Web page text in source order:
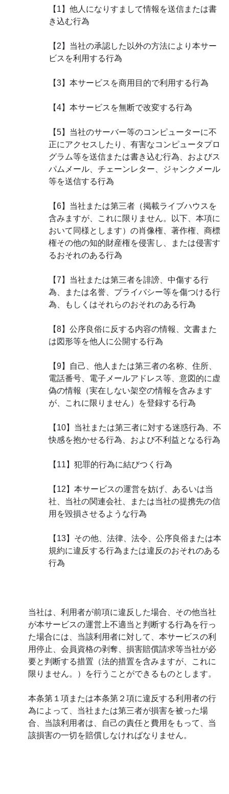
【1】他人になりすまして情報を送信または書
き込む行為
【2】当社の承認した以外の方法により本サー
ビスを利用する行為
【3】本サービスを商用目的で利用する行為
【4】本サービスを無断で改変する行為
【5】当社のサーバー等のコンピューターに不
正にアクセスしたり、有害なコンピュータプロ
グラム等を送信または書き込む行為、およびス
パムメール、チェーンレター、ジャンクメール
等を送信する行為
【6】当社または第三者（掲載ライブハウスを
含みますが、これに限りません。以下、本項に
おいて同様とします）の肖像権、著作権、商標
権その他の知的財産権を侵害し、または侵害す
るおそれのある行為
【7】当社または第三者を誹謗、中傷する行
為、または名誉、プライバシー等を傷つける行
為、もしくはそれらのおそれのある行為
【8】公序良俗に反する内容の情報、文書また
は図形等を他人に公開する行為
【9】自己、他人または第三者の名称、住所、
電話番号、電子メールアドレス等、意図的に虚
偽の情報（実在しない架空の情報を含みます
が、これに限りません）を登録する行為
【10】当社または第三者に対する迷惑行為、不
快感を抱かせる行為、および不利益となる行為
【11】犯罪的行為に結びつく行為
【12】本サービスの運営を妨げ、あるいは当
社、当社の関連会社、または当社の提携先の信
用を毀損させるような行為
【13】その他、法律、法令、公序良俗または本
規約に違反する行為または違反のおそれのある
行為
当社は、利用者が前項に違反した場合、その他当社
が本サービスの運営上不適当と判断する行為を行っ
た場合には、当該利用者に対して、本サービスの利
用停止、会員資格の剥奪、損害賠償請求等当社が必
要と判断する措置（法的措置を含みますが、これに
限りません。）を行うことができるものとします。
本条第１項または本条第２項に違反する利用者の行
為によって、当社または第三者が損害を被った場
合、当該利用者は、自己の責任と費用をもって、当
該損害の一切を賠償しなければなりません。